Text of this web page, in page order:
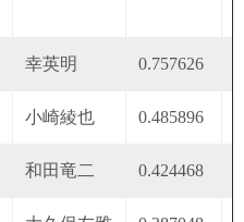
幸英明 0.757626
小崎綾也 0.485896
和田竜二 0.424468